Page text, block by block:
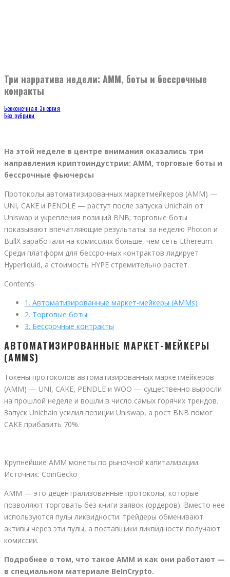
Три нарратива недели: AMM, боты и бессрочные
конракты
Бесконечная Энергия
Без рубрики
На этой неделе в центре внимания оказались три
направления криптоиндустрии: AMM, торговые боты и
бессрочные фьючерсы
Протоколы автоматизированных маркетмейкеров (AMM) —
UNI, CAKE и PENDLE — растут после запуска Unichain от
Uniswap и укрепления позиций BNB; торговые боты
показывают впечатляющие результаты: за неделю Photon и
BullX заработали на комиссиях больше, чем сеть Ethereum.
Среди платформ для бессрочных контрактов лидирует
Hyperliquid, а стоимость HYPE стремительно растет.
Contents
1. Автоматизированные маркет-мейкеры (AMMs)
2. Торговые боты
3. Бессрочные контракты
АВТОМАТИЗИРОВАННЫЕ МАРКЕТ-МЕЙКЕРЫ
(AMMS)
Токены протоколов автоматизированных маркетмейкеров
(AMM) — UNI, CAKE, PENDLE и WOO — существенно выросли
на прошлой неделе и вошли в число самых горячих трендов.
Запуск Unichain усилил позиции Uniswap, а рост BNB помог
CAKE прибавить 70%.
Крупнейшие AMM монеты по рыночной капитализации.
Источник: CoinGecko
AMM — это децентрализованные протоколы, которые
позволяют торговать без книги заявок (ордеров). Вместо нее
используются пулы ликвидности: трейдеры обменивают
активы через эти пулы, а поставщики ликвидности получают
комиссии.
Подробнее о том, что такое АММ и как они работают —
в специальном материале BeInCrypto.